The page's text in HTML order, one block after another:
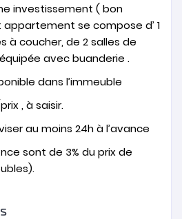
investissement ( bon
se compose d’ 1
à coucher, de 2 salles de
avec buanderie .
dans l’immeuble
, à saisir.
au moins 24h à l’avance
sont de 3% du prix de